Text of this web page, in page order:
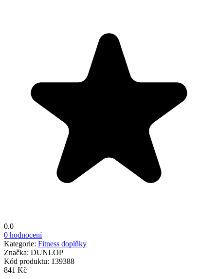
0.0
0 hodnocení
Kategorie: Fitness doplňky
Značka: DUNLOP
Kód produktu: 139388
841 Kč